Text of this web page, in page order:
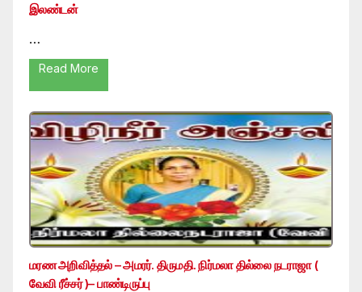
இலண்டன்
…
Read More
மரண அறிவித்தல் – அமரர். திருமதி. நிர்மலா தில்லை நடராஜா (
வேவி ரீச்சர் )– பாண்டிருப்பு